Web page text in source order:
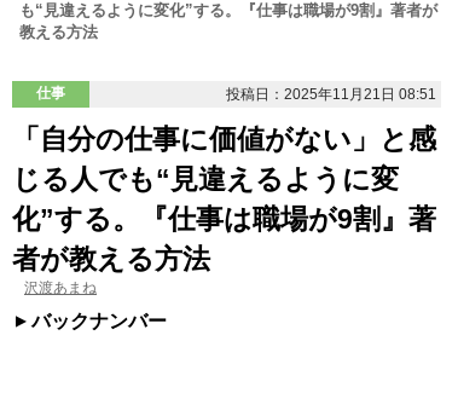
も“見違えるように変化”する。『仕事は職場が9割』著者が
教える方法
仕事 投稿日：2025年11月21日 08:51
「自分の仕事に価値がない」と感
じる人でも“見違えるように変
化”する。『仕事は職場が9割』著
者が教える方法
沢渡あまね
バックナンバー